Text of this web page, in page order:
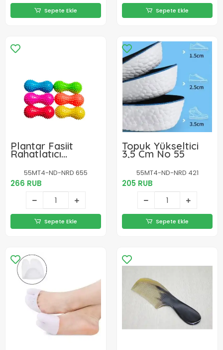
Sepete Ekle Sepete Ekle
Plantar Fasiit
Rahatlatıcı
Egzersiz Plantar
Fasiit Masaj Topu
Ayak Masajı Ayak
Dikeni Topuk
55MT4-ND-NRD 655
266 RUB
Sepete Ekle
Topuk Yükseltici
3,5 Cm No 55
55MT4-ND-NRD 421
205 RUB
Sepete Ekle